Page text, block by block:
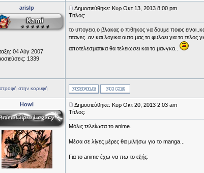
arislp
04 Αύγ 2007
1339
Δημοσιεύθηκε: Κυρ Οκτ 13, 2013 8:00 pm
Τίτλος:
το υπογειο,ο βλακας ο πιθηκος να δουμε ποιος
τιτανες..αν και λογικα αυτο μας το φυλαει για το τελος
αποτελεσματικα θα τελειωσει και το μανγκα..
στην κορυφή
Howl
Δημοσιεύθηκε: Κυρ Οκτ 20, 2013 2:03 am
Τίτλος:
Μόλις τελείωσα το anime.
Μέσα σε λίγες μέρες θα μιλήσω για το manga...
Για το anime έχω να πω το εξής: